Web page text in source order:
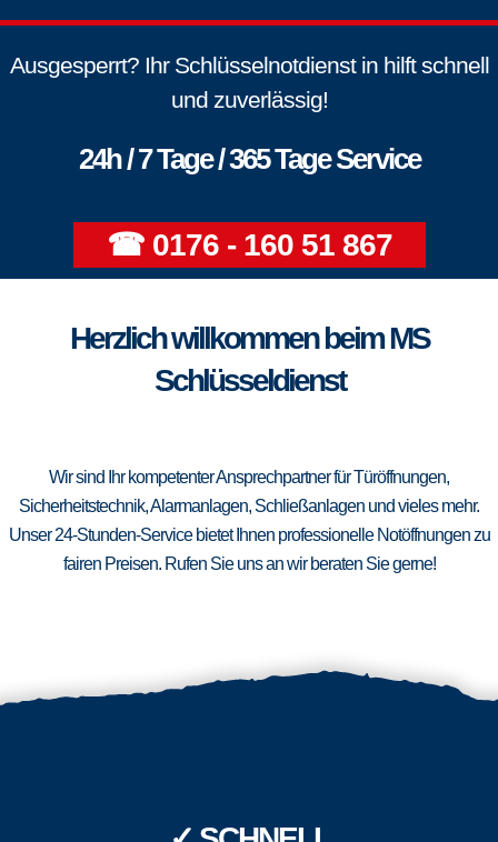
Ausgesperrt? Ihr Schlüsselnotdienst in hilft schnell
und zuverlässig!
24h / 7 Tage / 365 Tage Service
☎ 0176 - 160 51 867
Herzlich willkommen beim MS
Schlüsseldienst
Wir sind Ihr kompetenter Ansprechpartner für Türöffnungen,
Sicherheitstechnik, Alarmanlagen, Schließanlagen und vieles mehr.
Unser 24-Stunden-Service bietet Ihnen professionelle Notöffnungen zu
fairen Preisen. Rufen Sie uns an wir beraten Sie gerne!